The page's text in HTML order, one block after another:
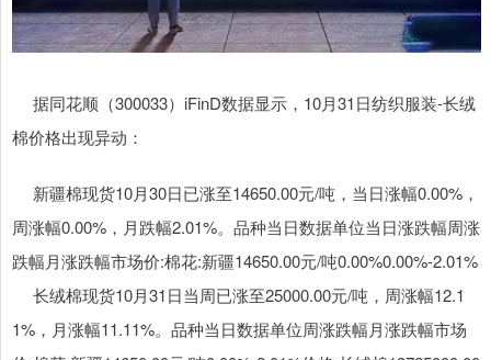
据同花顺（300033）iFinD数据显示，10月31日纺织服装-长绒
棉价格出现异动：
新疆棉现货10月30日已涨至14650.00元/吨，当日涨幅0.00%，
周涨幅0.00%，月跌幅2.01%。品种当日数据单位当日涨跌幅周涨
跌幅月涨跌幅市场价:棉花:新疆14650.00元/吨0.00%0.00%-2.01%
长绒棉现货10月31日当周已涨至25000.00元/吨，周涨幅12.1
1%，月涨幅11.11%。品种当日数据单位周涨跌幅月涨跌幅市场